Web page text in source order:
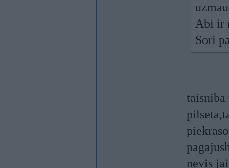
Abi ir
Sori
taisniba
nevis